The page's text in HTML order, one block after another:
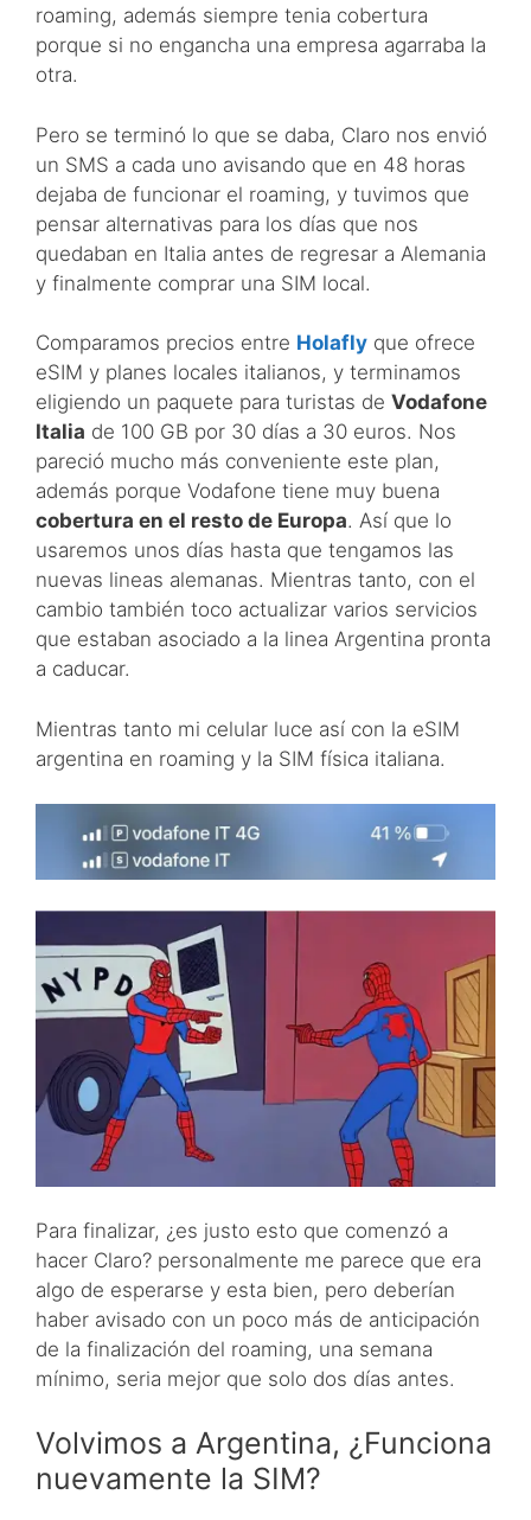
roaming, además siempre tenia cobertura
porque si no engancha una empresa agarraba la
otra.
Pero se terminó lo que se daba, Claro nos envió
un SMS a cada uno avisando que en 48 horas
dejaba de funcionar el roaming, y tuvimos que
pensar alternativas para los días que nos
quedaban en Italia antes de regresar a Alemania
y finalmente comprar una SIM local.
Comparamos precios entre Holafly que ofrece
eSIM y planes locales italianos, y terminamos
eligiendo un paquete para turistas de Vodafone
Italia de 100 GB por 30 días a 30 euros. Nos
pareció mucho más conveniente este plan,
además porque Vodafone tiene muy buena
cobertura en el resto de Europa. Así que lo
usaremos unos días hasta que tengamos las
nuevas lineas alemanas. Mientras tanto, con el
cambio también toco actualizar varios servicios
que estaban asociado a la linea Argentina pronta
a caducar.
Mientras tanto mi celular luce así con la eSIM
argentina en roaming y la SIM física italiana.
Para finalizar, ¿es justo esto que comenzó a
hacer Claro? personalmente me parece que era
algo de esperarse y esta bien, pero deberían
haber avisado con un poco más de anticipación
de la finalización del roaming, una semana
mínimo, seria mejor que solo dos días antes.
Volvimos a Argentina, ¿Funciona
nuevamente la SIM?